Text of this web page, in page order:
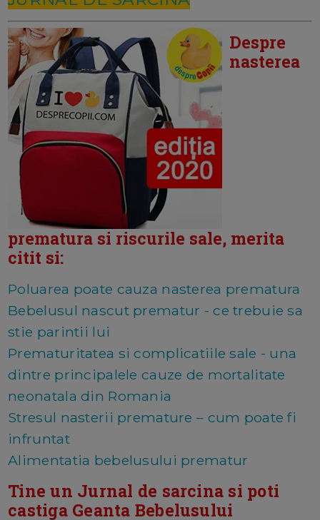
Despre
nasterea
prematura si riscurile sale, merita
citit si:
Poluarea poate cauza nasterea prematura
Bebelusul nascut prematur - ce trebuie sa
stie parintii lui
Prematuritatea si complicatiile sale - una
dintre principalele cauze de mortalitate
neonatala din Romania
Stresul nasterii premature – cum poate fi
infruntat
Alimentatia bebelusului prematur
Tine un Jurnal de sarcina si poti
castiga Geanta Bebelusului